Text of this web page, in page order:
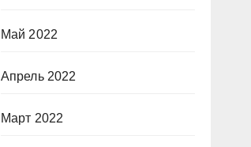
Май 2022
Апрель 2022
Март 2022